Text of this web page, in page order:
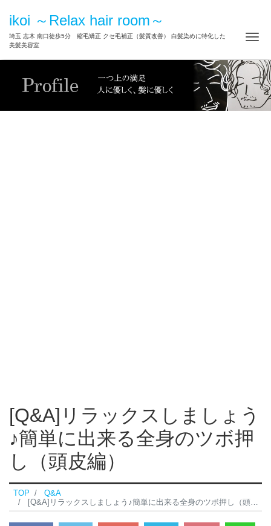
ikoi ～Relax hair room～
埼玉 志木 南口徒歩5分 縮毛矯正 クセ毛補正（髪質改善） 白髪染めに特化した
美髪美容室
ナ
[Q&A]リラックスしましょう
♪簡単に出来る全身のツボ押
し（頭皮編）
TOP
Q&A
[Q&A]リラックスしましょう♪簡単に出来る全身のツボ押し（頭皮編）